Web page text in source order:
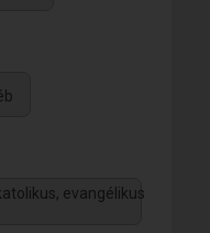
evangélikus